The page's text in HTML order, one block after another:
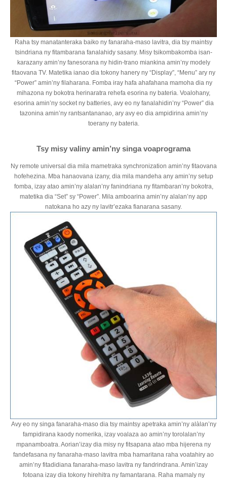
Raha tsy manatanteraka baiko ny fanaraha-maso lavitra, dia tsy maintsy
tsindriana ny fitambarana fanalahidy sasany. Misy tsikombakomba isan-
karazany amin’ny fanesorana ny hidin-trano miankina amin’ny modely
fitaovana TV. Matetika ianao dia tokony hanery ny “Display”, “Menu” ary ny
“Power” amin’ny filaharana. Fomba iray hafa ahafahana mamoha dia ny
mihazona ny bokotra herinaratra rehefa esorina ny bateria. Voalohany,
esorina amin’ny socket ny batteries, avy eo ny fanalahidin’ny “Power” dia
tazonina amin’ny rantsantananao, ary avy eo dia ampidirina amin’ny
toerany ny bateria.
Tsy misy valiny amin’ny singa voaprograma
Ny remote universal dia mila mametraka synchronization amin’ny fitaovana
hofehezina. Mba hanaovana izany, dia mila mandeha any amin’ny setup
fomba, izay atao amin’ny alalan’ny fanindriana ny fitambaran’ny bokotra,
matetika dia “Set” sy “Power”. Mila amboarina amin’ny alalan’ny app
natokana ho azy ny lavitr’ezaka fianarana sasany.
Avy eo ny singa fanaraha-maso dia tsy maintsy apetraka amin’ny alàlan’ny
fampidirana kaody nomerika, izay voalaza ao amin’ny torolalan’ny
mpanamboatra. Aorian’izay dia misy ny fitsapana atao mba hijerena ny
fandefasana ny fanaraha-maso lavitra mba hamaritana raha voatahiry ao
amin’ny fitadidiana fanaraha-maso lavitra ny fandrindrana. Amin’izay
fotoana izay dia tokony hirehitra ny famantarana. Raha mamaly ny